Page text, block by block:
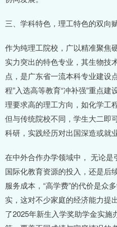
三、学科特色，理工特色的双向
作为纯理工院校，广以精准聚焦
实力突出的特色专业，其生物技
点，是广东省一流本科专业建设
程”入选高等教育“冲补强”重点
理要求高的理工方向，如化学工
但与传统院校不同，学生大二即
科研，实践经历对出国深造或就
在中外合作办学领域中， 无论
国际化教育资源的投入，还是后
服务成本，“高学费”的代价是众
实，这对不少家庭的经济能力提
了2025年新生入学奖助学金实施